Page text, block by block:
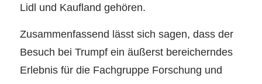
Lidl und Kaufland gehören.
Zusammenfassend lässt sich sagen, dass der
Besuch bei Trumpf ein äußerst bereicherndes
Erlebnis für die Fachgruppe Forschung und